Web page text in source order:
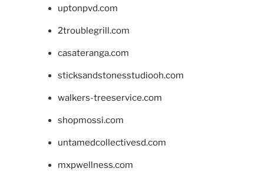
uptonpvd.com
2troublegrill.com
casateranga.com
sticksandstonesstudiooh.com
walkers-treeservice.com
shopmossi.com
untamedcollectivesd.com
mxpwellness.com